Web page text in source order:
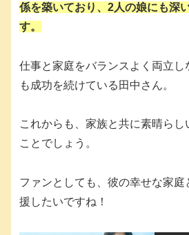
係を築いており、2人の娘にも深
す。
仕事と家庭をバランスよく両立し
も成功を続けている田中さん。
これからも、家族と共に素晴らし
ことでしょう。
ファンとしても、彼の幸せな家
援したいですね！